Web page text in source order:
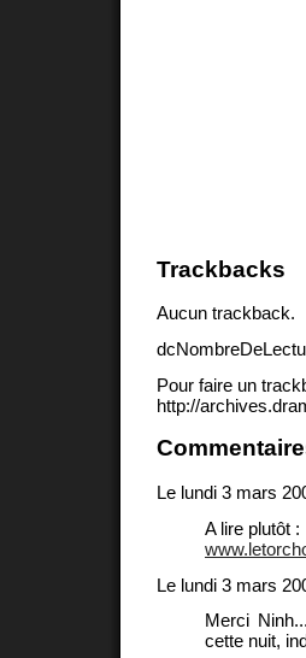
Trackbacks
Aucun trackback.
Pour faire un
http://
Le lundi 3 mars
A lire plutôt :
Le lundi 3 mars
Merci
cette nuit,